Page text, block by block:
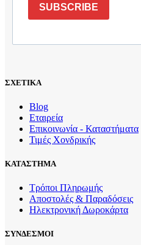
SUBSCRIBE
ΣΧΕΤΙΚΑ
Blog
Εταιρεία
Επικοινωνία - Καταστήματα
Τιμές Χονδρικής
ΚΑΤΑΣΤΗΜΑ
Τρόποι Πληρωμής
Αποστολές & Παραδόσεις
Ηλεκτρονική Δωροκάρτα
ΣΥΝΔΕΣΜΟΙ